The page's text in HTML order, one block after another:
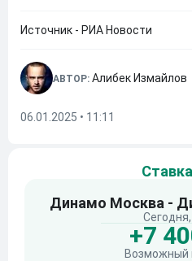
Источник - РИА Новости
АВТОР: Алибек Измайлов
06.01.2025 • 11:11
Динамо Москва -
+7
Возможный